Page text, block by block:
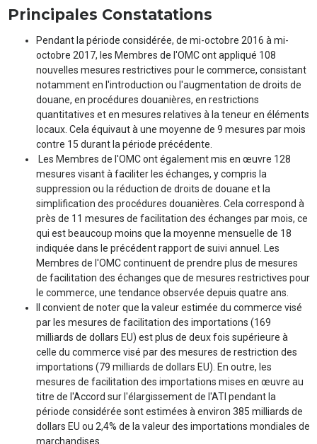
Principales Constatations
Pendant la période considérée, de mi-octobre 2016 à mi-
octobre 2017, les Membres de l'OMC ont appliqué 108
nouvelles mesures restrictives pour le commerce, consistant
notamment en l'introduction ou l'augmentation de droits de
douane, en procédures douanières, en restrictions
quantitatives et en mesures relatives à la teneur en éléments
locaux. Cela équivaut à une moyenne de 9 mesures par mois
contre 15 durant la période précédente.
Les Membres de l'OMC ont également mis en œuvre 128
mesures visant à faciliter les échanges, y compris la
suppression ou la réduction de droits de douane et la
simplification des procédures douanières. Cela correspond à
près de 11 mesures de facilitation des échanges par mois, ce
qui est beaucoup moins que la moyenne mensuelle de 18
indiquée dans le précédent rapport de suivi annuel. Les
Membres de l'OMC continuent de prendre plus de mesures
de facilitation des échanges que de mesures restrictives pour
le commerce, une tendance observée depuis quatre ans.
Il convient de noter que la valeur estimée du commerce visé
par les mesures de facilitation des importations (169
milliards de dollars EU) est plus de deux fois supérieure à
celle du commerce visé par des mesures de restriction des
importations (79 milliards de dollars EU). En outre, les
mesures de facilitation des importations mises en œuvre au
titre de l'Accord sur l'élargissement de l'ATI pendant la
période considérée sont estimées à environ 385 milliards de
dollars EU ou 2,4% de la valeur des importations mondiales de
marchandises.